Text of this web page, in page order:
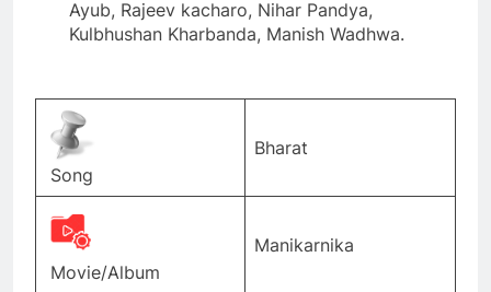
Ayub, Rajeev kacharo, Nihar Pandya,
Kulbhushan Kharbanda, Manish Wadhwa.
Song
Bharat
Movie/Album
Manikarnika